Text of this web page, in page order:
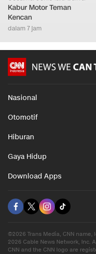
Kabur Motor Teman
Kencan
dalam 7 jam
Nasional
Otomotif
Hiburan
Gaya Hidup
Download Apps
©2026 Trans Media, CNN
2026 Cable News Network, Inc.
CNN and the CNN logo are